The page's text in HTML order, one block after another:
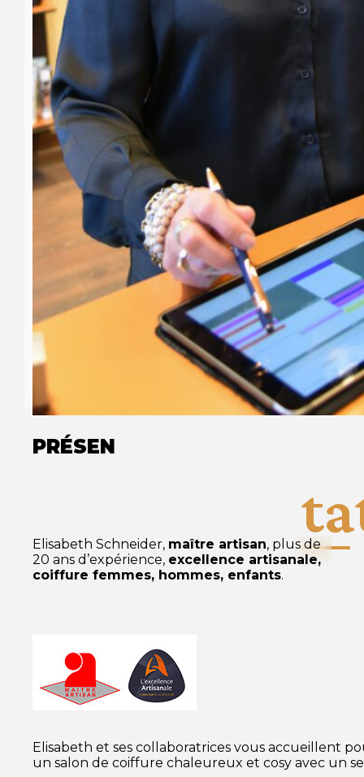
PRÉSEN
Elisabeth Schneider, maître artisan, plus de
20 ans d’expérience, excellence artisanale,
coiffure femmes, hommes, enfants.
Elisabeth et ses collaboratrices vous accueillent
un salon de coiffure chaleureux et cosy avec un